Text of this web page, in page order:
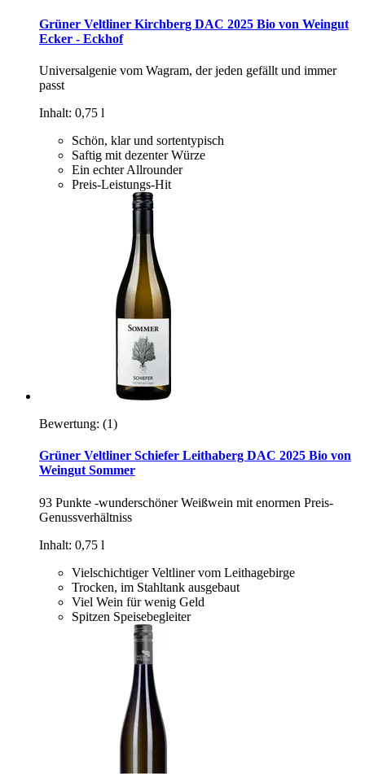
Grüner Veltliner Kirchberg DAC 2025 Bio von Weingut
Ecker - Eckhof
Universalgenie vom Wagram, der jeden gefällt und immer
passt
Inhalt: 0,75 l
Schön, klar und sortentypisch
Saftig mit dezenter Würze
Ein echter Allrounder
Preis-Leistungs-Hit
Bewertung: (1)
Grüner Veltliner Schiefer Leithaberg DAC 2025 Bio von
Weingut Sommer
93 Punkte -wunderschöner Weißwein mit enormen Preis-
Genussverhältniss
Inhalt: 0,75 l
Vielschichtiger Veltliner vom Leithagebirge
Trocken, im Stahltank ausgebaut
Viel Wein für wenig Geld
Spitzen Speisebegleiter